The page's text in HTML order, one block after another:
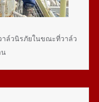
าล์วนิรภัยในขณะที่วาล์ว
น